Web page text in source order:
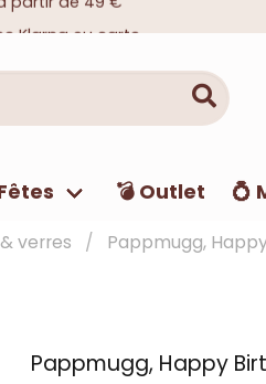
Klarna ou carte
💣 Outlet 💍
verres Pappmugg,
Pappmugg, Happy